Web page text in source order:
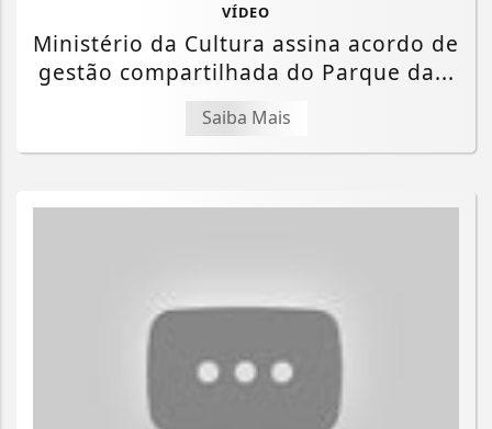
VÍDEO
Ministério da Cultura assina acordo de
gestão compartilhada do Parque da...
Saiba Mais